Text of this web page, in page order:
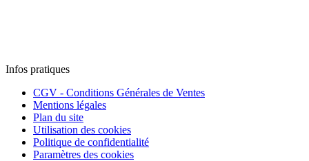
Infos pratiques
CGV - Conditions Générales de Ventes
Mentions légales
Plan du site
Utilisation des cookies
Politique de confidentialité
Paramètres des cookies